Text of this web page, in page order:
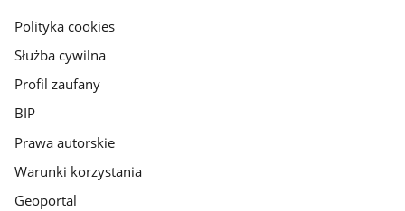
gov.pl
Polityka cookies
Służba cywilna
Profil zaufany
BIP
Prawa autorskie
Warunki korzystania
Geoportal